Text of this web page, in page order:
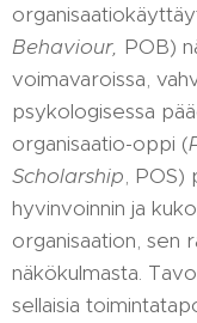
Behaviour, POB)
voimavaroissa,
psykologisessa
organisaatio-oppi (
Scholarship, POS)
hyvinvoinnin ja
organisaation, sen
näkökulmasta.
sellaisia